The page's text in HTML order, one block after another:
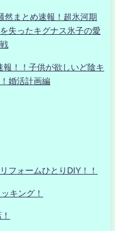
然まとめ速報！超氷河期
失ったキグナス氷子の愛
報！！子供が欲しいど陰キ
婚活計画編
フォームひとりDIY！！
キング！